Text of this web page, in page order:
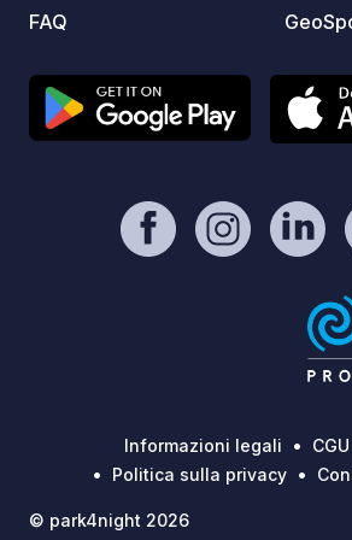
escursioni in barca. Punti
fan(estate) 3,5 km la cittadina di
San Pietro 1,6 km Porto turistico
Porto Columbu 5,6 km Sito
la cittadina di Pula 5 km Tombe
Mtb) Canyon Is Cioffus (trekking)
Nieddu Spiagge di Chia 24 km
FAQ
Informazioni legali CGU
Politica sulla privacy
© park4night 2026